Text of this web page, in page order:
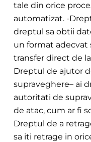
tale din orice
automatizat. -
dreptul sa obtii
un format adecvat
transfer direct de
Dreptul de ajutor
supraveghere– ai
autoritati de
de atac, cum ar fi
Dreptul de a
sa iti retrage in